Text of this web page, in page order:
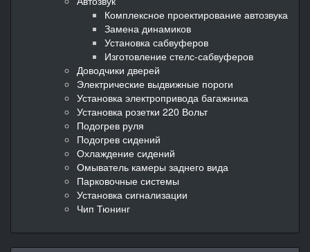
Комплексное проектирование автозвука
Замена динамиков
Установка сабвуферов
Изготовление стелс-сабвуферов
Доводчики дверей
Электрические выдвижные пороги
Установка электропривода багажника
Установка розетки 220 Вольт
Подогрев руля
Подогрев сидений
Охлаждение сидений
Омыватель камеры заднего вида
Парковочные системы
Установка сигнализации
Чип Тюнинг